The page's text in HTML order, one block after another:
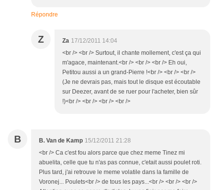
Répondre
Z Za 17/12/2011 14:04
<br /> <br /> Surtout, il chante mollement, c'est ça qui
m'agace, maintenant.<br /> <br /> <br /> Eh oui,
Petitou aussi a un grand-Pierre !<br /> <br /> <br />
(Je ne devrais pas, mais tout le disque est écoutable
sur Deezer, avant de se ruer pour l'acheter, bien sûr
!)<br /> <br /> <br /> <br />
B B. Van de Kamp 15/12/2011 21:28
<br /> Ca c'est fou alors parce que chez meme Tinez mi
abuelita, celle que tu n'as pas connue, c'etait aussi poulet roti.
Plus tard, j'ai retrouve le meme volatile dans la famille de
Voronej... Poulets<br /> de tous les pays...<br /> <br /> <br />